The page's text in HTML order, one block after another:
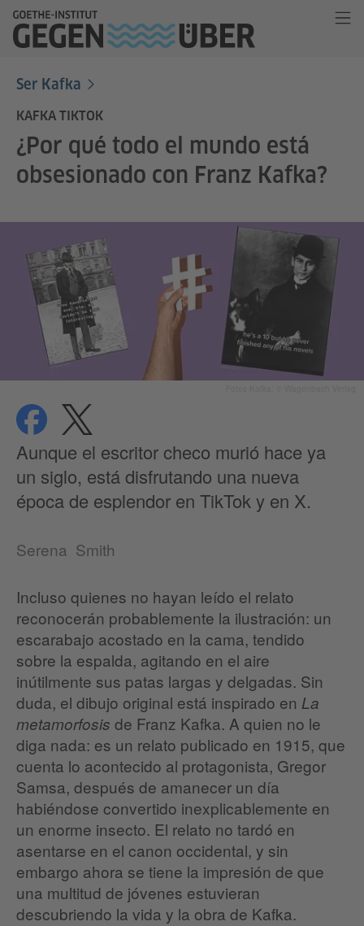
Ser Kafka
KAFKA TIKTOK
¿Por qué todo el mundo está
obsesionado con Franz Kafka?
compartircompartir
Aunque el escritor checo murió hace ya
un siglo, está disfrutando una nueva
época de esplendor en TikTok y en X.
Serena Smith
Incluso quienes no hayan leído el relato
reconocerán probablemente la ilustración: un
escarabajo acostado en la cama, tendido
sobre la espalda, agitando en el aire
inútilmente sus patas largas y delgadas. Sin
duda, el dibujo original está inspirado en La
metamorfosis de Franz Kafka. A quien no le
diga nada: es un relato publicado en 1915, que
cuenta lo acontecido al protagonista, Gregor
Samsa, después de amanecer un día
habiéndose convertido inexplicablemente en
un enorme insecto. El relato no tardó en
asentarse en el canon occidental, y sin
embargo ahora se tiene la impresión de que
una multitud de jóvenes estuvieran
descubriendo la vida y la obra de Kafka.